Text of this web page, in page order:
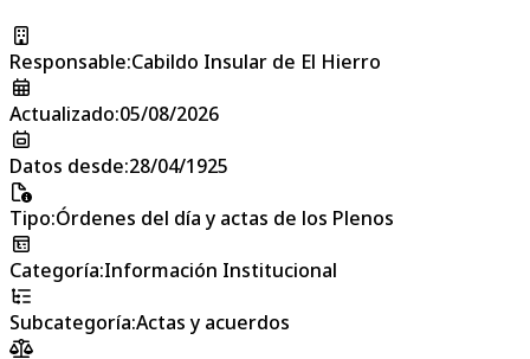
Responsable:Cabildo Insular de El Hierro
Actualizado:05/08/2026
Datos desde:28/04/1925
Tipo:Órdenes del día y actas de los Plenos
Categoría:Información Institucional
Subcategoría:Actas y acuerdos